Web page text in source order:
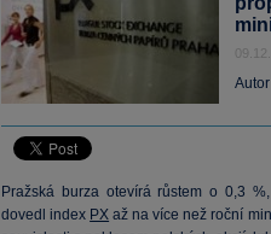
Pražská burza otevírá růstem o 0,3
dovedl index PX až na více než roční